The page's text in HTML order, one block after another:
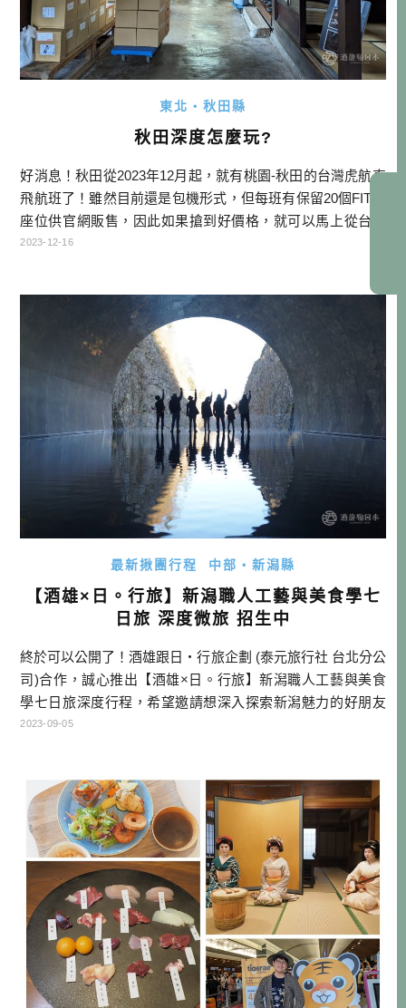
東北・秋田縣
秋田深度怎麼玩?
好消息！秋田從2023年12月起，就有桃園-秋田的台灣虎航直
飛航班了！雖然目前還是包機形式，但每班有保留20個FIT的
座位供官網販售，因此如果搶到好價格，就可以馬上從台灣
直奔秋田，大大縮減了台灣跟秋田的距離！期待未來可以轉
去年榮獲秋田縣指派，成為秋田縣部落客大使，也在九月時
再次受邀到現地訪問，本文主要是整理訪問的成果，也讓喜
歡玩在地特色的朋友 […]…
2023-12-16
最新揪團行程 中部・新潟縣
【酒雄×日。行旅】新潟職人工藝與美食學七
日旅 深度微旅 招生中
終於可以公開了！酒雄跟日・行旅企劃 (泰元旅行社 台北分公
司)合作，誠心推出【酒雄×日。行旅】新潟職人工藝與美食
學七日旅深度行程，希望邀請想深入探索新潟魅力的好朋友
來參加！這也是時隔多年，酒雄再次推出的公開團，非常稀
飲食有關的理性知識，目的是藉由精進飲食以及了解飲食，
來保持身而為人 […]…
2023-09-05